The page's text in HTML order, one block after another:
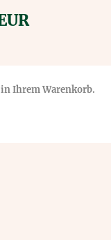
Ihrem Warenkorb.